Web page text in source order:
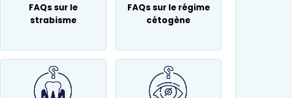
FAQs sur le
strabisme
FAQs sur le régime
cétogène